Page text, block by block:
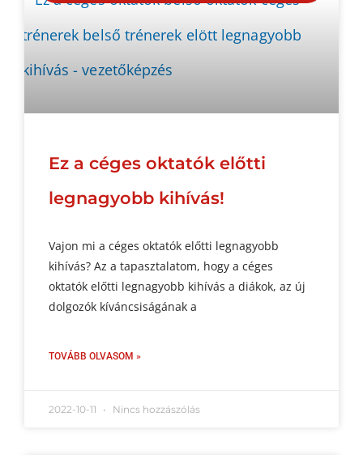
Ez a céges oktatók előtti
legnagyobb kihívás!
Vajon mi a céges oktatók előtti legnagyobb
kihívás? Az a tapasztalatom, hogy a céges
oktatók előtti legnagyobb kihívás a diákok, az új
dolgozók kíváncsiságának a
TOVÁBB OLVASOM »
2022-10-11 Nincs hozzászólás